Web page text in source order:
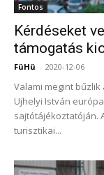
Fontos
Kérdéseket
támogatás
FüHü - 2020-12-06
Valami megint
Ujhelyi István
sajtótájékoztatóján.
turisztikai...